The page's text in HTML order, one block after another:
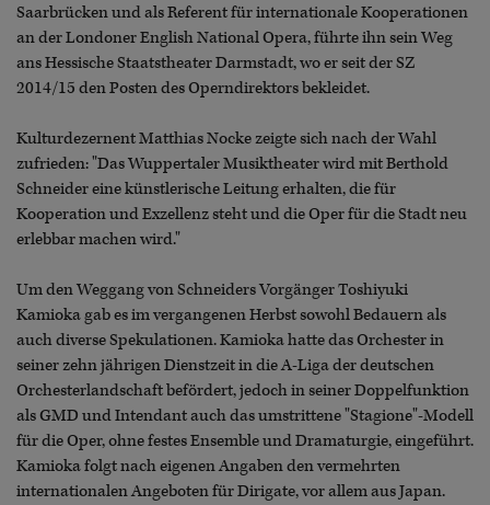
Saarbrücken und als Referent für internationale Kooperationen
an der Londoner English National Opera, führte ihn sein Weg
ans Hessische Staatstheater Darmstadt, wo er seit der SZ
2014/15 den Posten des Operndirektors bekleidet.
Kulturdezernent Matthias Nocke zeigte sich nach der Wahl
zufrieden: "Das Wuppertaler Musiktheater wird mit Berthold
Schneider eine künstlerische Leitung erhalten, die für
Kooperation und Exzellenz steht und die Oper für die Stadt neu
erlebbar machen wird."
Um den Weggang von Schneiders Vorgänger Toshiyuki
Kamioka gab es im vergangenen Herbst sowohl Bedauern als
auch diverse Spekulationen. Kamioka hatte das Orchester in
seiner zehn jährigen Dienstzeit in die A-Liga der deutschen
Orchesterlandschaft befördert, jedoch in seiner Doppelfunktion
als GMD und Intendant auch das umstrittene "Stagione"-Modell
für die Oper, ohne festes Ensemble und Dramaturgie, eingeführt.
Kamioka folgt nach eigenen Angaben den vermehrten
internationalen Angeboten für Dirigate, vor allem aus Japan.